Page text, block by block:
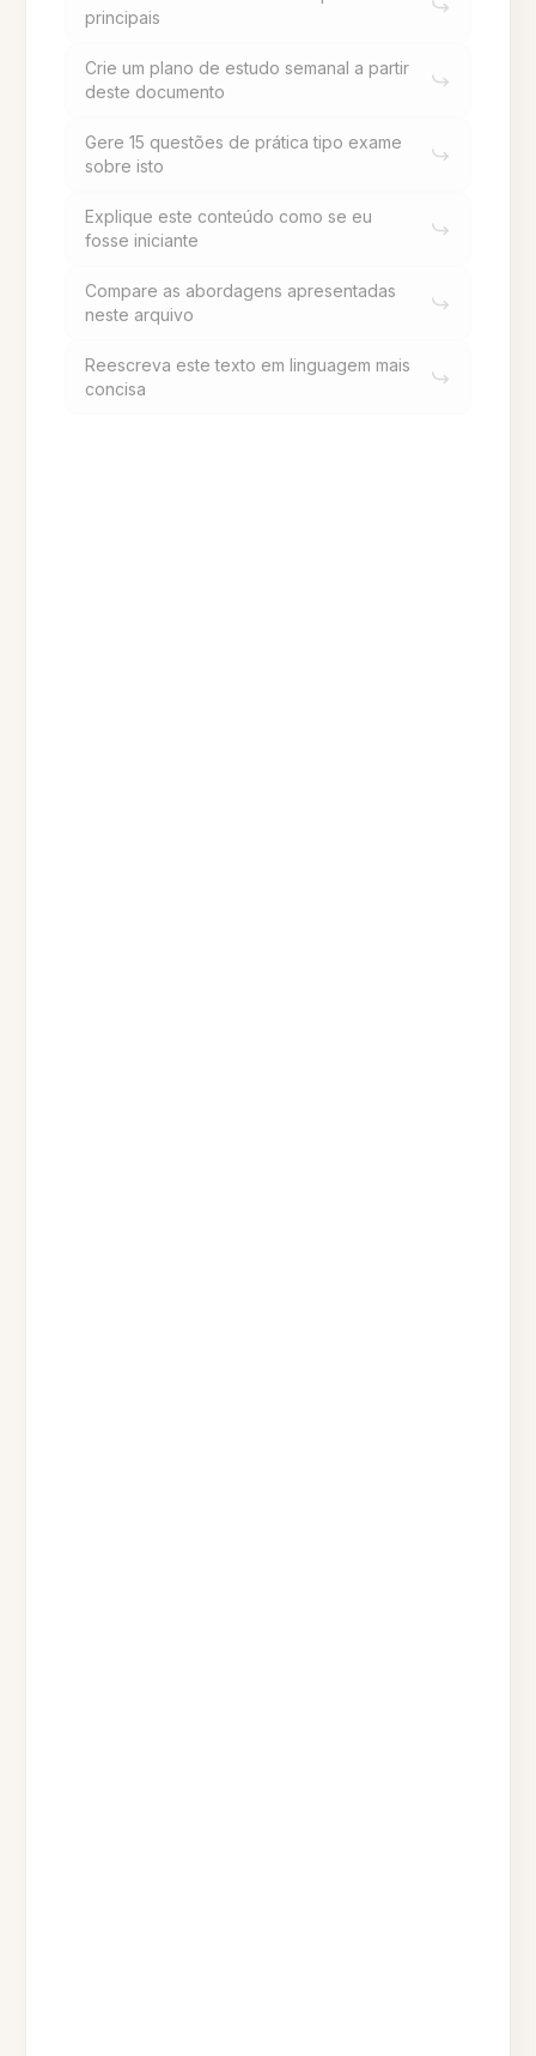
principais
Crie um plano de estudo semanal a partir
deste documento
Gere 15 questões de prática tipo exame
sobre isto
Explique este conteúdo como se eu
fosse iniciante
Compare as abordagens apresentadas
neste arquivo
Reescreva este texto em linguagem mais
concisa